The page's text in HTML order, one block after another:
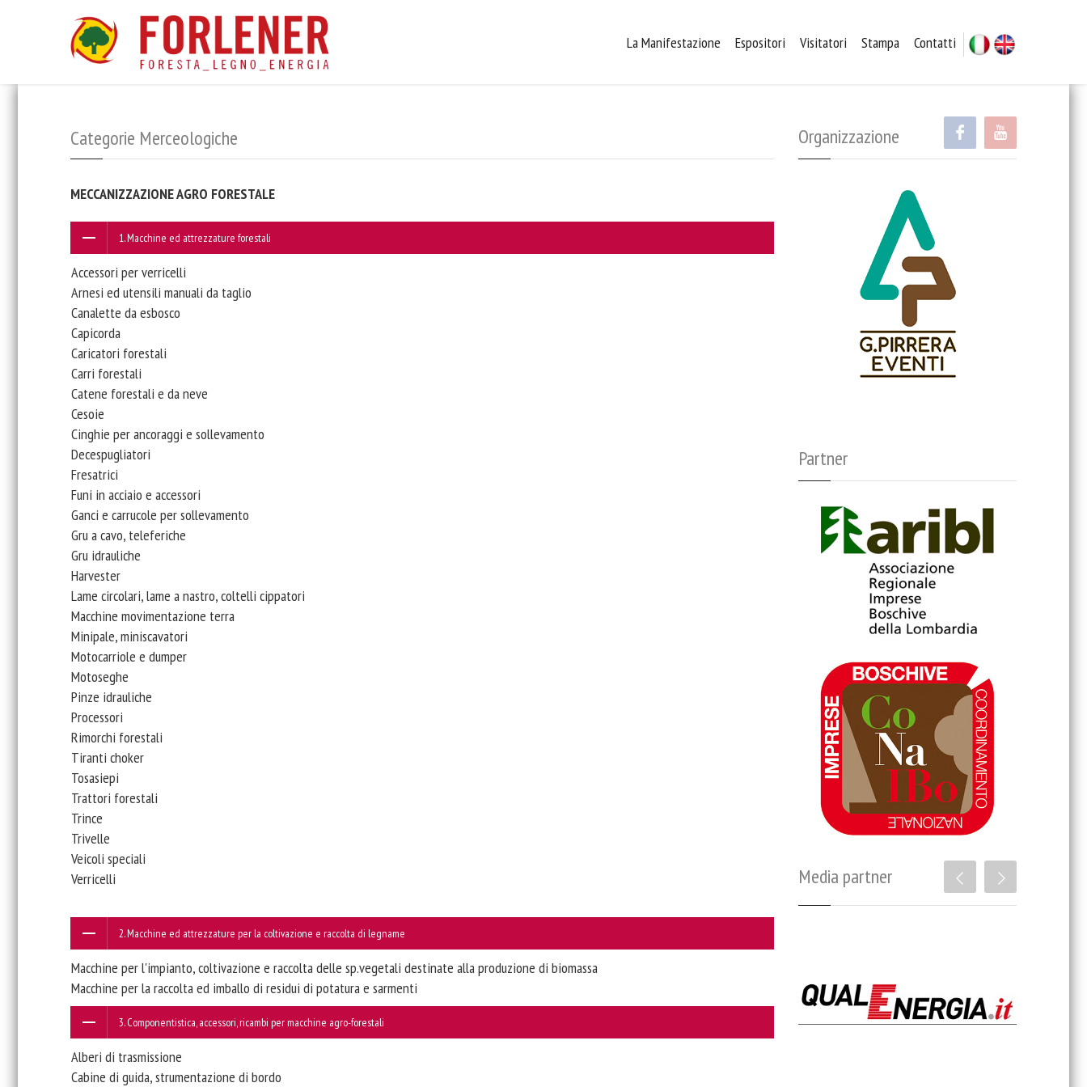
Italiano
La Manifestazione Espositori Visitatori Stampa Contatti
Categorie Merceologiche
MECCANIZZAZIONE AGRO FORESTALE
1. Macchine ed attrezzature forestali
Accessori per verricelli
Arnesi ed utensili manuali da taglio
Canalette da esbosco
Capicorda
Caricatori forestali
Carri forestali
Catene forestali e da neve
Cesoie
Cinghie per ancoraggi e sollevamento
Decespugliatori
Fresatrici
Funi in acciaio e accessori
Ganci e carrucole per sollevamento
Gru a cavo, teleferiche
Gru idrauliche
Harvester
Lame circolari, lame a nastro, coltelli cippatori
Macchine movimentazione terra
Minipale, miniscavatori
Motocarriole e dumper
Motoseghe
Pinze idrauliche
Processori
Rimorchi forestali
Tiranti choker
​Tosasiepi
Trattori forestali
Trince
Trivelle
Veicoli speciali
Verricelli
2. Macchine ed attrezzature per la coltivazione e raccolta di legname
Macchine per l'impianto, coltivazione e raccolta delle sp.vegetali destinate alla produzione di biomassa
Macchine per la raccolta ed imballo di residui di potatura e sarmenti
3. Componentistica, accessori, ricambi per macchine agro-forestali
Alberi di trasmissione
Cabine di guida, strumentazione di bordo
Organizzazione
Partner
Media partner